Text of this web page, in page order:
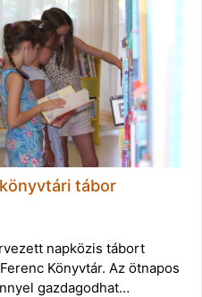
tábor
napközis tábort
Könyvtár. Az ötnapos
gazdagodhat…